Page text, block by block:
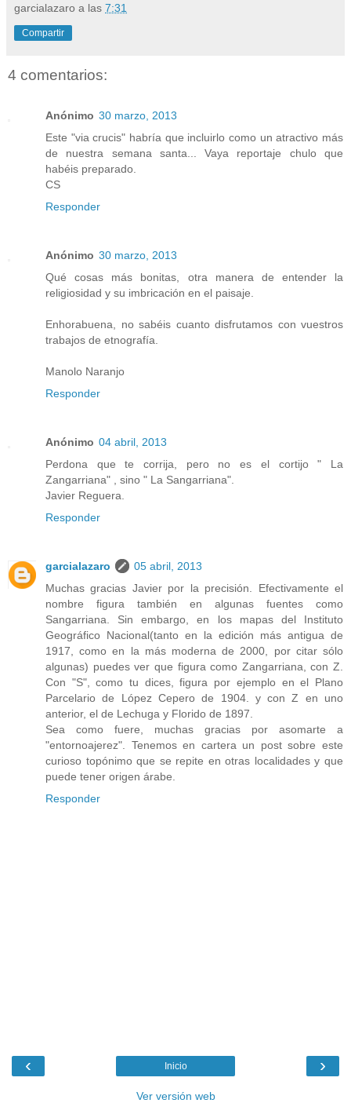
garcialazaro a las 7:31
Compartir
4 comentarios:
Anónimo 30 marzo, 2013
Este "via crucis" habría que incluirlo como un atractivo más
de nuestra semana santa... Vaya reportaje chulo que
habéis preparado.
CS
Responder
Anónimo 30 marzo, 2013
Qué cosas más bonitas, otra manera de entender la
religiosidad y su imbricación en el paisaje.
Enhorabuena, no sabéis cuanto disfrutamos con vuestros
trabajos de etnografía.
Manolo Naranjo
Responder
Anónimo 04 abril, 2013
Perdona que te corrija, pero no es el cortijo " La
Zangarriana" , sino " La Sangarriana".
Javier Reguera.
Responder
garcialazaro
05 abril, 2013
Muchas gracias Javier por la precisión. Efectivamente el
nombre figura también en algunas fuentes como
Sangarriana. Sin embargo, en los mapas del Instituto
Geográfico Nacional(tanto en la edición más antigua de
1917, como en la más moderna de 2000, por citar sólo
algunas) puedes ver que figura como Zangarriana, con Z.
Con "S", como tu dices, figura por ejemplo en el Plano
Parcelario de López Cepero de 1904. y con Z en uno
anterior, el de Lechuga y Florido de 1897.
Sea como fuere, muchas gracias por asomarte a
"entornoajerez". Tenemos en cartera un post sobre este
curioso topónimo que se repite en otras localidades y que
puede tener origen árabe.
Responder
‹ ›
Inicio
Ver versión web